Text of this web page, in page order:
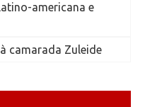
americana e
camarada Zuleide